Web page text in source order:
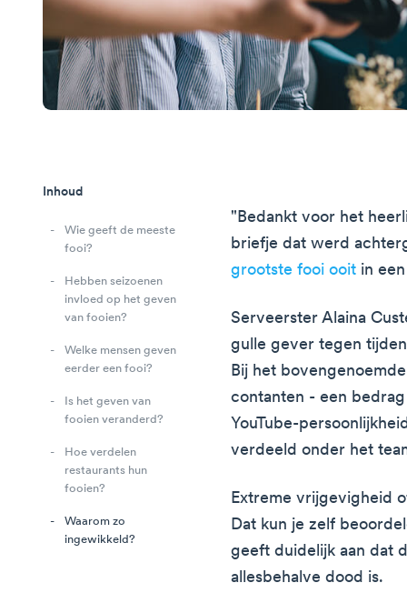
Inhoud
Wie geeft de meeste
fooi?
Hebben seizoenen
invloed op het geven
van fooien?
Welke mensen geven
eerder een fooi?
Is het geven van
fooien veranderd?
Hoe verdelen
restaurants hun
fooien?
Waarom zo
ingewikkeld?
"Bedankt voor het
briefje dat werd
grootste fooi ooit in
Serveerster Alaina
gulle gever tegen
Bij het
contanten - een
YouTube-
verdeeld onder het
Extreme vrijgevigheid
Dat kun je zelf
geeft duidelijk aan dat
allesbehalve dood is.